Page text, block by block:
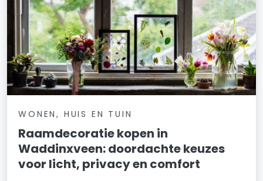
WONEN, HUIS EN TUIN
Raamdecoratie kopen in
Waddinxveen: doordachte keuzes
voor licht, privacy en comfort